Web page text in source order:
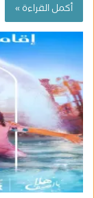
أكمل القراءة »